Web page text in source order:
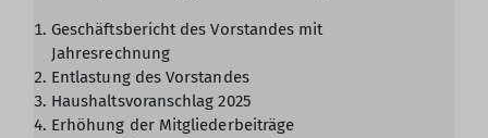
Geschäftsbericht des Vorstandes mit
Jahresrechnung
Entlastung des Vorstandes
Haushaltsvoranschlag 2025
Erhöhung der Mitgliederbeiträge